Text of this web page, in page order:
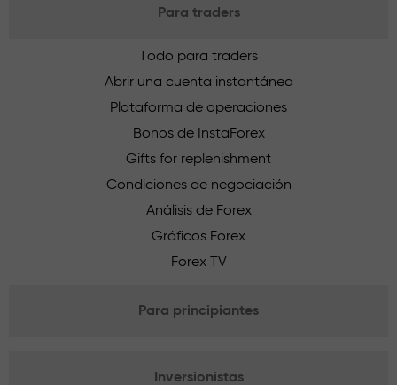
Para traders
Todo para traders
Abrir una cuenta instantánea
Plataforma de operaciones
Bonos de InstaForex
Gifts for replenishment
Condiciones de negociación
Análisis de Forex
Gráficos Forex
Forex TV
Para principiantes
Inversionistas